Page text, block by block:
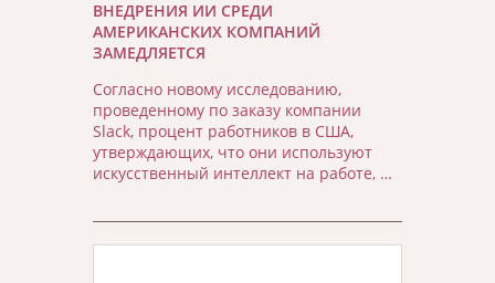
ВНЕДРЕНИЯ ИИ СРЕДИ
АМЕРИКАНСКИХ КОМПАНИЙ
ЗАМЕДЛЯЕТСЯ
Согласно новому исследованию,
проведенному по заказу компании
Slack, процент работников в США,
утверждающих, что они используют
искусственный интеллект на работе, …